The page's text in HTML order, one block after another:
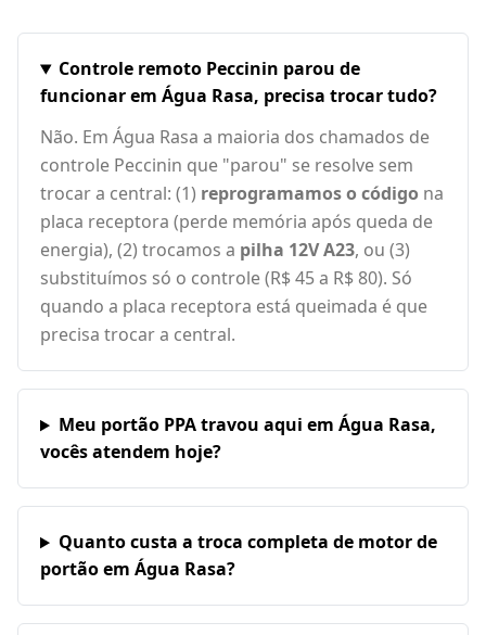
Controle remoto Peccinin parou de
funcionar em Água Rasa, precisa trocar tudo?
Não. Em Água Rasa a maioria dos chamados de
controle Peccinin que "parou" se resolve sem
trocar a central: (1) reprogramamos o código na
placa receptora (perde memória após queda de
energia), (2) trocamos a pilha 12V A23, ou (3)
substituímos só o controle (R$ 45 a R$ 80). Só
quando a placa receptora está queimada é que
precisa trocar a central.
Meu portão PPA travou aqui em Água Rasa,
vocês atendem hoje?
Quanto custa a troca completa de motor de
portão em Água Rasa?